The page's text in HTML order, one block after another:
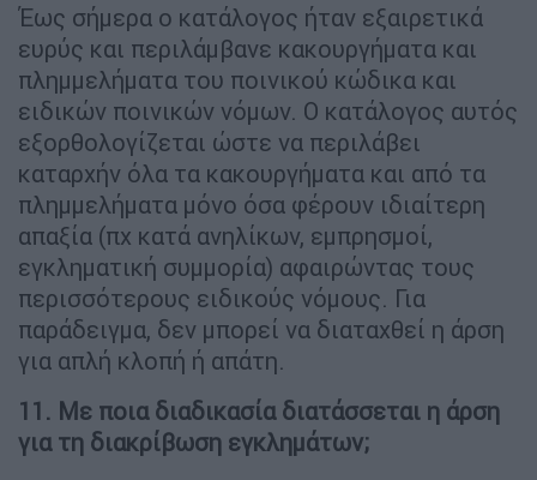
Έως σήμερα ο κατάλογος ήταν εξαιρετικά
ευρύς και περιλάμβανε κακουργήματα και
πλημμελήματα του ποινικού κώδικα και
ειδικών ποινικών νόμων. Ο κατάλογος αυτός
εξορθολογίζεται ώστε να περιλάβει
καταρχήν όλα τα κακουργήματα και από τα
πλημμελήματα μόνο όσα φέρουν ιδιαίτερη
απαξία (πχ κατά ανηλίκων, εμπρησμοί,
εγκληματική συμμορία) αφαιρώντας τους
περισσότερους ειδικούς νόμους. Για
παράδειγμα, δεν μπορεί να διαταχθεί η άρση
για απλή κλοπή ή απάτη.
11. Με ποια διαδικασία διατάσσεται η άρση
για τη διακρίβωση εγκλημάτων;